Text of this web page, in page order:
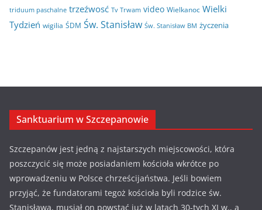
triduum paschalne trzeźwosć Tv Trwam video Wielkanoc Wielki
Tydzień wigilia ŚDM Św. Stanisław Św. Stanisław BM życzenia
Sanktuarium w Szczepanowie
Szczepanów jest jedną z najstarszych miejscowości, która
poszczycić się może posiadaniem kościoła wkrótce po
wprowadzeniu w Polsce chrześcijaństwa. Jeśli bowiem
przyjąć, że fundatorami tegoż kościoła byli rodzice św.
Stanisława, musiał on powstać już w latach 30-tych XI w., a